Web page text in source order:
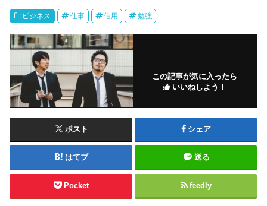
ビジネス 仕事 信用 勉強
この記事が気に入ったら
いいねしよう！
ポスト シェア
はてブ 送る
Pocket feedly